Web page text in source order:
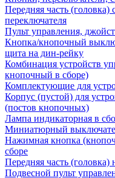
Передняя часть
переключателя
Пульт управления,
Кнопка/кнопочный
щита на дин-рейку
Комбинация устройств
кнопочный в сборе)
Комплектующие для
Корпус (пустой) для
(постов кнопочных)
Лампа индикаторная в
Миниатюрный
Нажимная кнопка
сборе
Передняя часть
Подвесной пульт